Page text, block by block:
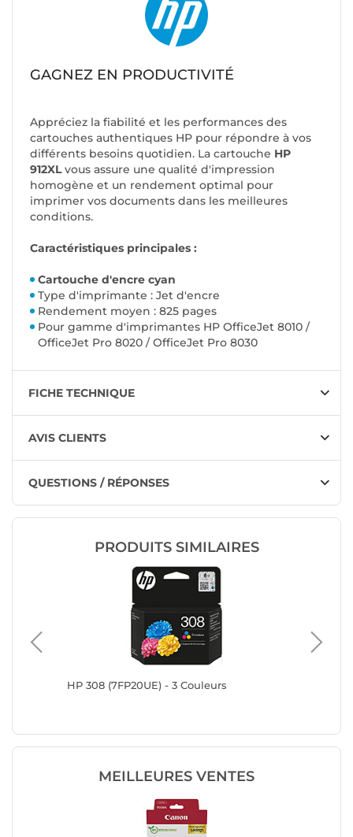
GAGNEZ EN PRODUCTIVITÉ
Appréciez la fiabilité et les performances des
cartouches authentiques HP pour répondre à vos
différents besoins quotidien. La cartouche HP
912XLvous assure une qualité d'impression
homogène et un rendement optimal pour
imprimer vos documents dans les meilleures
conditions.
Caractéristiques principales :
Cartouche d'encre cyan
Type d'imprimante : Jet d'encre
Rendement moyen : 825 pages
Pour gamme d'imprimantes HP OfficeJet 8010 /
OfficeJet Pro 8020 / OfficeJet Pro 8030
FICHE TECHNIQUE
AVIS CLIENTS
QUESTIONS / RÉPONSES
PRODUITS SIMILAIRES
HP 308 (7FP20UE) - 3 Couleurs
MEILLEURES VENTES